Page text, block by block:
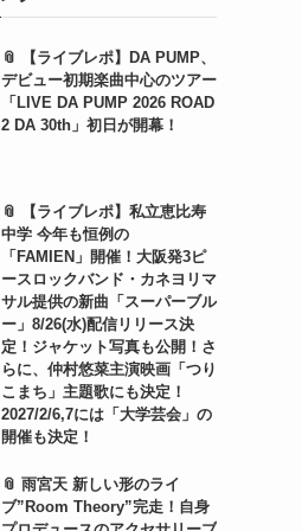
📎 【ライブレポ】DA PUMP、
デビュー初期楽曲中心のツアー
「LIVE DA PUMP 2026 ROAD
2 DA 30th」初日が開幕！
📎 【ライブレポ】私立恵比寿
中学 今年も恒例の
「FAMIEN」開催！大阪発3ピ
ースロックバンド・カネヨリマ
サル提供の新曲「スーパーブル
ー」8/26(水)配信リリース決
定！ジャケット写真も公開！さ
らに、仲村悠菜主演映画「つり
こまち」主題歌にも決定！
2027/2/6,7には「大学芸会」の
開催も決定！
📎 雨宮天 新しい形のライ
ブ”Room Theory”完走！自身